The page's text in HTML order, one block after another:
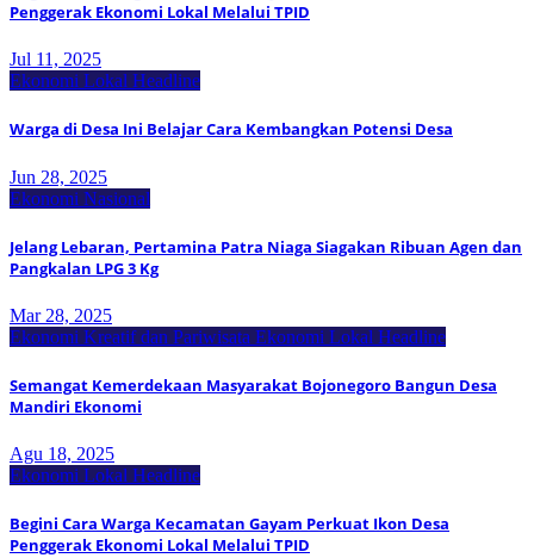
Penggerak Ekonomi Lokal Melalui TPID
Jul 11, 2025
Ekonomi Lokal Headline
Warga di Desa Ini Belajar Cara Kembangkan Potensi Desa
Jun 28, 2025
Ekonomi Nasional
Jelang Lebaran, Pertamina Patra Niaga Siagakan Ribuan Agen dan
Pangkalan LPG 3 Kg
Mar 28, 2025
Ekonomi Kreatif dan Pariwisata Ekonomi Lokal Headline
Semangat Kemerdekaan Masyarakat Bojonegoro Bangun Desa
Mandiri Ekonomi
Agu 18, 2025
Ekonomi Lokal Headline
Begini Cara Warga Kecamatan Gayam Perkuat Ikon Desa
Penggerak Ekonomi Lokal Melalui TPID